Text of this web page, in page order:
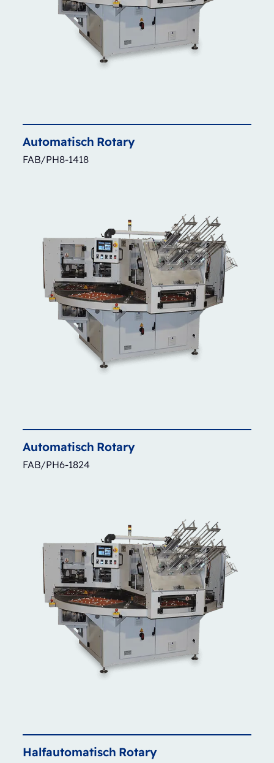
Automatisch Rotary
FAB/PH8-1418
Automatisch Rotary
FAB/PH6-1824
Halfautomatisch Rotary